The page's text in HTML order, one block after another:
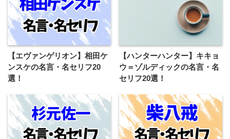
【エヴァンゲリオン】相田ケ
ンスケの名言・名セリフ20
選！
【ハンターハンター】キキョ
ウ＝ゾルディックの名言・名
セリフ20選！